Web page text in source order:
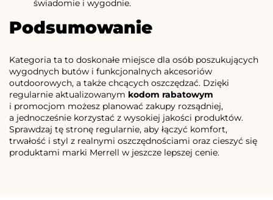
świadomie i wygodnie.
Podsumowanie
Kategoria ta to doskonałe miejsce dla osób poszukujących
wygodnych butów i funkcjonalnych akcesoriów
outdoorowych, a także chcących oszczędzać. Dzięki
regularnie aktualizowanym kodom rabatowym
i promocjom możesz planować zakupy rozsądniej,
a jednocześnie korzystać z wysokiej jakości produktów.
Sprawdzaj tę stronę regularnie, aby łączyć komfort,
trwałość i styl z realnymi oszczędnościami oraz cieszyć się
produktami marki Merrell w jeszcze lepszej cenie.